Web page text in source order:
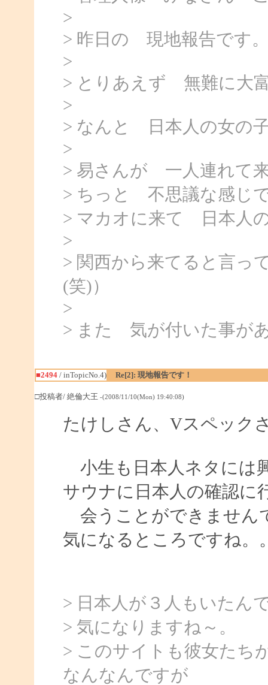
>
> 昨日の 現地報告です
>
> とりあえず 無難に大
>
> なんと 日本人の女の
>
> 易さんが 一人連れて
> ちっと 不思議な感じ
> マカオに来て 日本人
>
> 関西から来てると言っ
(笑)）
>
> また 気が付いた事が
■2494/ inTopicNo.4) Re[2]: 現地報告です！
□投稿者/ 絶倫大王 -(2008/11/10(Mon) 19:40:08)
たけしさん、Vスペック
小生も日本人ネタには
サウナに日本人の確認に
会うことができません
気になるところですね。
> 日本人が３人もいたん
> 気になりますね～。
> このサイトも彼女たち
なんなんですが